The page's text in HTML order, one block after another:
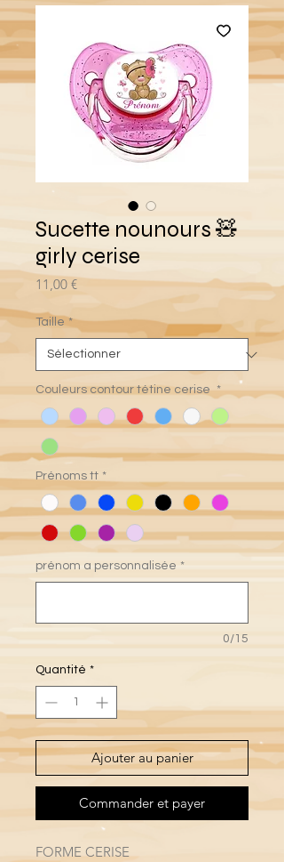
Sucette nounours 🧸
girly cerise
11,00 €Prix
Taille *
Couleurs contour tétine cerise *
Prénoms tt *
prénom a personnalisée *
0/15
Quantité *
Ajouter au panier
Commander et payer
FORME CERISE